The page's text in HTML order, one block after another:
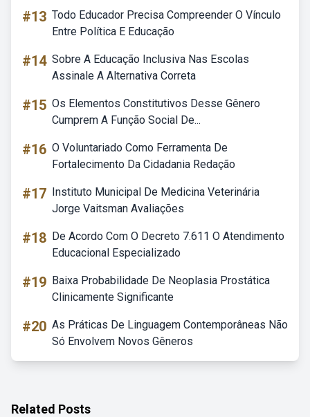
#13 Todo Educador Precisa Compreender O Vínculo
Entre Política E Educação
#14 Sobre A Educação Inclusiva Nas Escolas
Assinale A Alternativa Correta
#15 Os Elementos Constitutivos Desse Gênero
Cumprem A Função Social De...
#16 O Voluntariado Como Ferramenta De
Fortalecimento Da Cidadania Redação
#17 Instituto Municipal De Medicina Veterinária
Jorge Vaitsman Avaliações
#18 De Acordo Com O Decreto 7.611 O Atendimento
Educacional Especializado
#19 Baixa Probabilidade De Neoplasia Prostática
Clinicamente Significante
#20 As Práticas De Linguagem Contemporâneas Não
Só Envolvem Novos Gêneros
Related Posts